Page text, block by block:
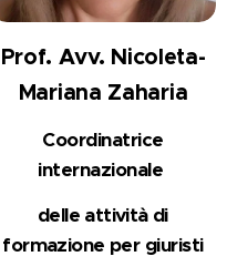
Prof. Avv. Nicoleta-
Mariana Zaharia
Coordinatrice
internazionale
delle attività di
formazione per giuristi